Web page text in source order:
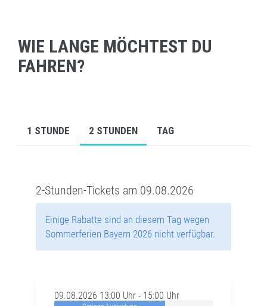
WIE LANGE MÖCHTEST DU
FAHREN?
1 STUNDE 2 STUNDEN TAG
2-Stunden-Tickets am 09.08.2026
Einige Rabatte sind an diesem Tag wegen
Sommerferien Bayern 2026 nicht verfügbar.
09.08.2026 13:00 Uhr - 15:00 Uhr